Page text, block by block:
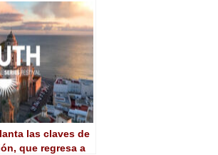
las claves de
que regresa a